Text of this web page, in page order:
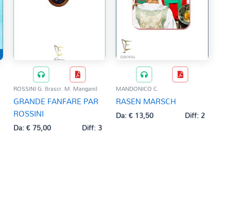
ROSSINI G. (trascr. M. Mangani)
GRANDE FANFARE PAR
ROSSINI
Da:€75,00 Diff: 3
MANDONICO C.
RASEN MARSCH
Da:€13,50 Diff: 2